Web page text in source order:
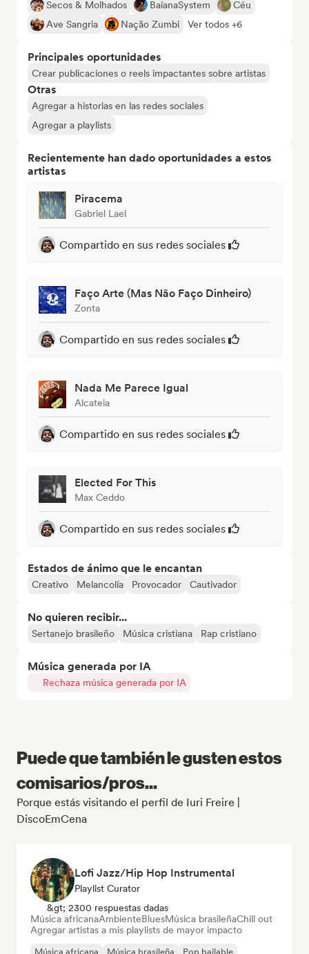
Secos & Molhados
BaianaSystem
Céu
Ave Sangria
Nação Zumbi Ver todos +6
Principales oportunidades
Crear publicaciones o reels impactantes sobre artistas
Otras
Agregar a historias en las redes sociales
Agregar a playlists
Recientemente han dado oportunidades a estos
artistas
Piracema
Gabriel Lael
Compartido en sus redes sociales
Faço Arte (Mas Não Faço Dinheiro)
Zonta
Compartido en sus redes sociales
Nada Me Parece Igual
Alcateia
Compartido en sus redes sociales
Elected For This
Max Ceddo
Compartido en sus redes sociales
Estados de ánimo que le encantan
Creativo Melancolía Provocador Cautivador
No quieren recibir...
Sertanejo brasileño Música cristiana Rap cristiano
Música generada por IA
Rechaza música generada por IA
Puede que también le gusten estos
comisarios/pros...
Porque estás visitando el perfil de Iuri Freire |
DiscoEmCena
Lofi Jazz/Hip Hop Instrumental
Playlist Curator
&gt; 2300 respuestas dadas
Música africanaAmbienteBluesMúsica brasileñaChill out
Agregar artistas a mis playlists de mayor impacto
Música africana Música brasileña Pop bailable